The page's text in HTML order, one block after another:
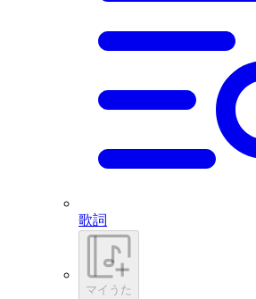
歌詞
マイうた